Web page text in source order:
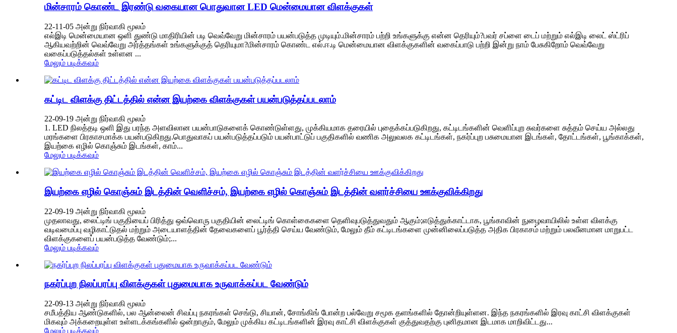
மின்சாரம் கொண்ட இரண்டு வகையான பொதுவான LED மென்மையான விளக்குகள்
22-11-05 அன்று நிர்வாகி மூலம்
எல்இடி மென்மையான ஒளி துண்டு மாதிரியின் படி வெவ்வேறு மின்சாரம் பயன்படுத்த முடியும்.மின்சாரம் பற்றி உங்களுக்கு என்ன தெரியும்?பவர் சப்ளை டைப் மற்றும் எல்இடி லைட் ஸ்ட்ரிப்
ஆகியவற்றின் வெவ்வேறு அர்த்தங்கள் உங்களுக்குத் தெரியுமா?மின்சாரம் கொண்ட எல்.ஈ.டி மென்மையான விளக்குகளின் வகைப்பாடு பற்றி இன்று நாம் பேசுகிறோம் வெவ்வேறு
வகைப்படுத்தல்கள் உள்ளன ...
மேலும் படிக்கவும்
கட்டிட விளக்கு திட்டத்தில் என்ன இயற்கை விளக்குகள் பயன்படுத்தப்படலாம்
22-09-19 அன்று நிர்வாகி மூலம்
1. LED நிலத்தடி ஒளி இது பரந்த அளவிலான பயன்பாடுகளைக் கொண்டுள்ளது, முக்கியமாக தரையில் புதைக்கப்படுகிறது, கட்டிடங்களின் வெளிப்புற சுவர்களை சுத்தம் செய்ய அல்லது
மரங்களை பிரகாசமாக்க பயன்படுகிறது.பொதுவாகப் பயன்படுத்தப்படும் பயன்பாட்டுப் பகுதிகளில் வணிக அலுவலக கட்டிடங்கள், நகர்ப்புற பசுமையான இடங்கள், தோட்டங்கள், பூங்காக்கள்,
இயற்கை எழில் கொஞ்சும் இடங்கள், காம்...
மேலும் படிக்கவும்
இயற்கை எழில் கொஞ்சும் இடத்தின் வெளிச்சம், இயற்கை எழில் கொஞ்சும் இடத்தின் வளர்ச்சியை ஊக்குவிக்கிறது
22-09-19 அன்று நிர்வாகி மூலம்
முதலாவது, லைட்டிங் பகுதியைப் பிரித்து ஒவ்வொரு பகுதியின் லைட்டிங் கொள்கைகளை தெளிவுபடுத்துவதும் ஆகும்;எடுத்துக்காட்டாக, பூங்காவின் நுழைவாயிலில் உள்ள விளக்கு
வடிவமைப்பு வழிகாட்டுதல் மற்றும் அடையாளத்தின் தேவைகளைப் பூர்த்தி செய்ய வேண்டும், மேலும் தீம் கட்டிடங்களை முன்னிலைப்படுத்த அதிக பிரகாசம் மற்றும் பலவீனமான மாறுபட்ட
விளக்குகளைப் பயன்படுத்த வேண்டும்;...
மேலும் படிக்கவும்
நகர்ப்புற நிலப்பரப்பு விளக்குகள் புதுமையாக உருவாக்கப்பட வேண்டும்
22-09-13 அன்று நிர்வாகி மூலம்
சமீபத்திய ஆண்டுகளில், பல ஆன்லைன் சிவப்பு நகரங்கள் செங்டு, சியான், சோங்கிங் போன்ற பல்வேறு சமூக தளங்களில் தோன்றியுள்ளன. இந்த நகரங்களில் இரவு காட்சி விளக்குகள்
மிகவும் அக்கறையுள்ள உள்ளடக்கங்களில் ஒன்றாகும், மேலும் முக்கிய கட்டிடங்களின் இரவு காட்சி விளக்குகள் குத்துவதற்கு புனிதமான இடமாக மாறிவிட்டது...
மேலும் படிக்கவும்